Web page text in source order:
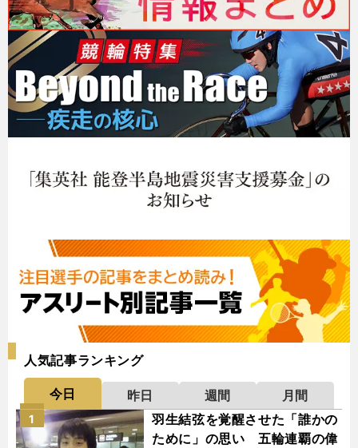
人気記事ランキング
今日 昨日 週間
月間
羽生結弦を覚醒させた「誰かの
ために」の思い 五輪連覇の偉
1